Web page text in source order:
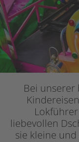
Bei
liebevollen
sie kleine